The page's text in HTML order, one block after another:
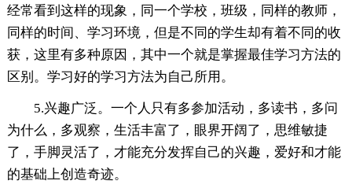
经常看到这样的现象，同一个学校，班级，同样的教师，
同样的时间、学习环境，但是不同的学生却有着不同的收
获，这里有多种原因，其中一个就是掌握最佳学习方法的
区别。学习好的学习方法为自己所用。
5.兴趣广泛。一个人只有多参加活动，多读书，多问
为什么，多观察，生活丰富了，眼界开阔了，思维敏捷
了，手脚灵活了，才能充分发挥自己的兴趣，爱好和才能
的基础上创造奇迹。